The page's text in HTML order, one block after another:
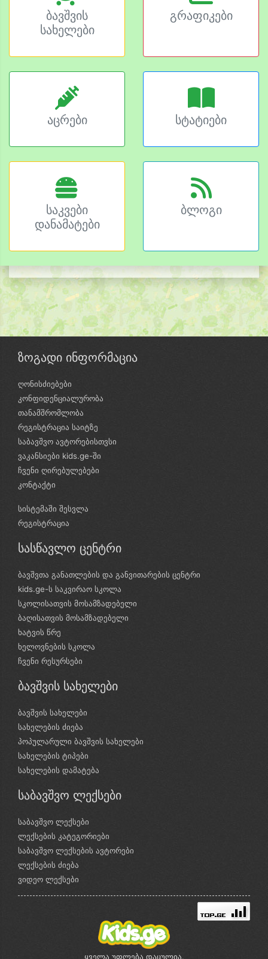
ბავშვის
სახელები
გრაფიკები
აცრები სტატიები
საკვები
დანამატები
ბლოგი
ზოგადი ინფორმაცია
ღონისძიებები
კონფიდენციალურობა
თანამშრომლობა
რეგისტრაცია საიტზე
საბავშვო ავტორებისთვსი
ვაკანსიები kids.ge-ში
ჩვენი ღირებულებები
კონტაქტი
სისტემაში შესვლა
რეგისტრაცია
სასწავლო ცენტრი
ბავშვთა განათლების და განვითარების ცენტრი
kids.ge-ს საკვირაო სკოლა
სკოლისათვის მოსამზადებელი
ბაღისათვის მოსამზადებელი
ხატვის წრე
ხელოვნების სკოლა
ჩვენი რესურსები
ბავშვის სახელები
ბავშვის სახელები
სახელების ძიება
პოპულარული ბავშვის სახელები
სახელების ტიპები
სახელების დამატება
საბავშვო ლექსები
საბავშვო ლექსები
ლექსების კატეგორიები
საბავშვო ლექსების ავტორები
ლექსების ძიება
ვიდეო ლექსები
ყველა უფლება დაცულია.